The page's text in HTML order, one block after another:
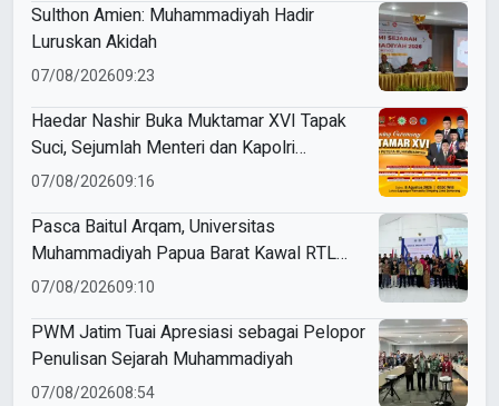
Sulthon Amien: Muhammadiyah Hadir
Luruskan Akidah
07/08/202609:23
Haedar Nashir Buka Muktamar XVI Tapak
Suci, Sejumlah Menteri dan Kapolri
Dijadwalkan Hadir
07/08/202609:16
Pasca Baitul Arqam, Universitas
Muhammadiyah Papua Barat Kawal RTL
Peserta Selama Enam Bulan
07/08/202609:10
PWM Jatim Tuai Apresiasi sebagai Pelopor
Penulisan Sejarah Muhammadiyah
07/08/202608:54